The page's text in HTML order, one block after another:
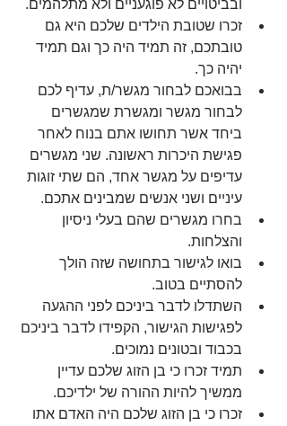
ובביטויים לא פוגעניים ולא מתלהמים.
זכרו שטובת הילדים שלכם היא גם
טובתכם, זה תמיד היה כך וגם תמיד
יהיה כך.
בבואכם לבחור מגשר/ת, עדיף לכם
לבחור מגשר ומגשרת שמגשרים
ביחד אשר תחושו אתם בנוח לאחר
פגישת היכרות ראשונה. שני מגשרים
עדיפים על מגשר אחד, הם שתי זוגות
עיניים ושני אנשים שמבינים אתכם.
בחרו מגשרים שהם בעלי ניסיון
והצלחות.
בואו לגישור בתחושה שזה הולך
להסתיים בטוב.
השתדלו לדבר ביניכם לפני ההגעה
לפגישות הגישור, הקפידו לדבר ביניכם
בכבוד ובטונים נמוכים.
תמיד זכרו כי בן הזוג שלכם עדיין
ממשיך להיות ההורה של ילדיכם.
זכרו כי בן הזוג שלכם היה האדם אתו